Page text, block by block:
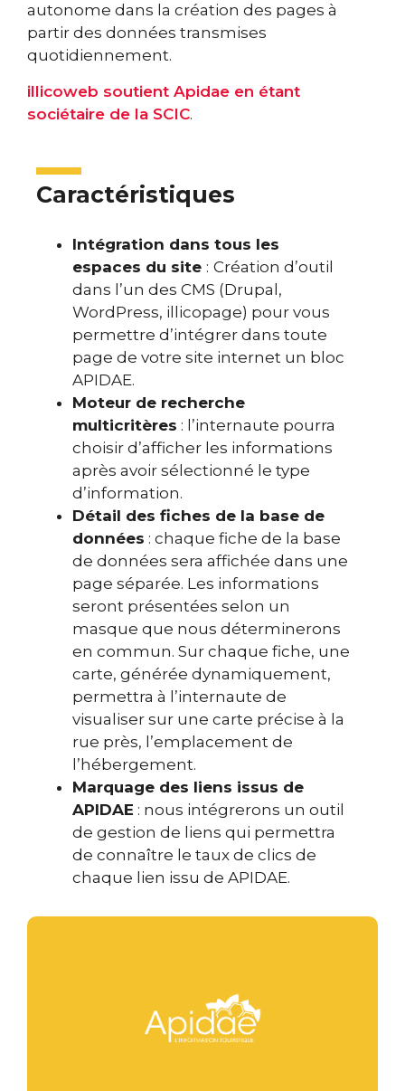
autonome dans la création des pages à
partir des données transmises
quotidiennement.
illicoweb soutient Apidae en étant
sociétaire de la SCIC.
Caractéristiques
Intégration dans tous les
espaces du site : Création d’outil
dans l’un des CMS (Drupal,
WordPress, illicopage) pour vous
permettre d’intégrer dans toute
page de votre site internet un bloc
APIDAE.
Moteur de recherche
multicritères : l’internaute pourra
choisir d’afficher les informations
après avoir sélectionné le type
d’information.
Détail des fiches de la base de
données : chaque fiche de la base
de données sera affichée dans une
page séparée. Les informations
seront présentées selon un
masque que nous déterminerons
en commun. Sur chaque fiche, une
carte, générée dynamiquement,
permettra à l’internaute de
visualiser sur une carte précise à la
rue près, l’emplacement de
l’hébergement.
Marquage des liens issus de
APIDAE : nous intégrerons un outil
de gestion de liens qui permettra
de connaître le taux de clics de
chaque lien issu de APIDAE.